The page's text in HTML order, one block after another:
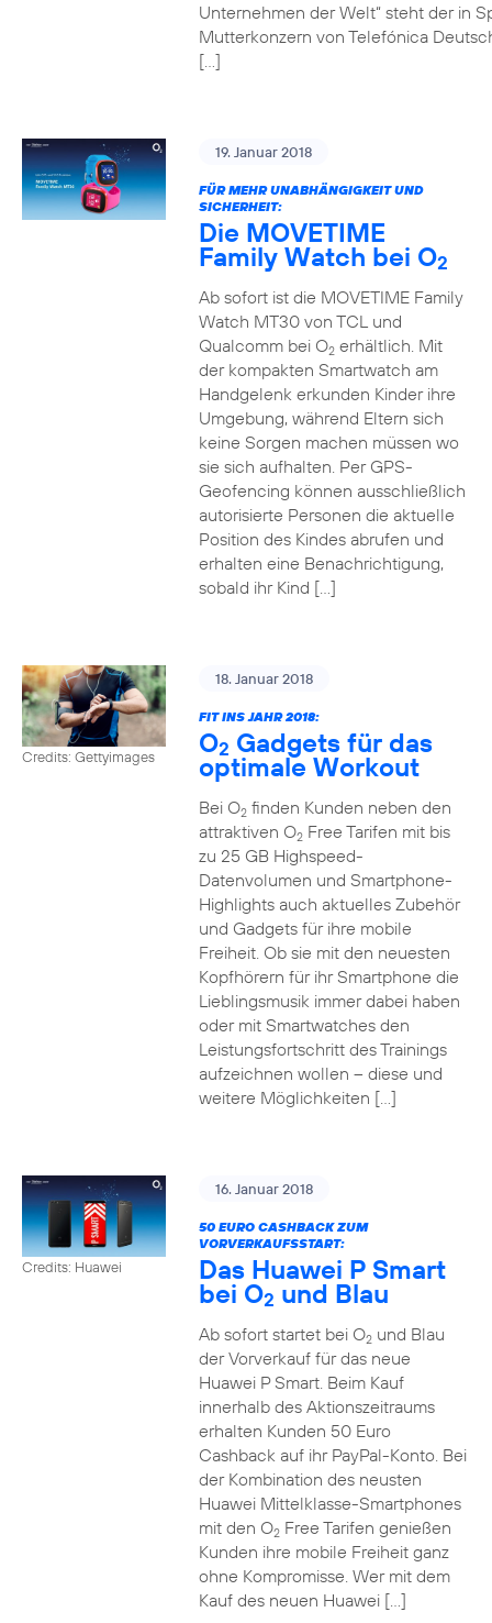
Unternehmen der Welt“ steht der in
Mutterkonzern von Telefónica
[…]
19. Januar 2018
FÜR MEHR UNABHÄNGIGKEIT UND
SICHERHEIT:
Die MOVETIME
Family Watch bei O2
Ab sofort ist die MOVETIME Family
Watch MT30 von TCL und
Qualcomm bei O2erhältlich. Mit
der kompakten Smartwatch am
Handgelenk erkunden Kinder ihre
Umgebung, während Eltern sich
keine Sorgen machen müssen wo
sie sich aufhalten. Per GPS-
Geofencing können ausschließlich
autorisierte Personen die aktuelle
Position des Kindes abrufen und
erhalten eine Benachrichtigung,
sobald ihr Kind […]
Credits: Gettyimages
18. Januar 2018
FIT INS JAHR 2018:
O2 Gadgets für das
optimale Workout
Bei O2finden Kunden neben den
attraktiven O2Free Tarifen mit bis
zu 25 GB Highspeed-
Datenvolumen und Smartphone-
Highlights auch aktuelles Zubehör
und Gadgets für ihre mobile
Freiheit. Ob sie mit den neuesten
Kopfhörern für ihr Smartphone die
Lieblingsmusik immer dabei haben
oder mit Smartwatches den
Leistungsfortschritt des Trainings
aufzeichnen wollen – diese und
weitere Möglichkeiten […]
Credits: Huawei
16. Januar 2018
50 EURO CASHBACK ZUM
VORVERKAUFSSTART:
Das Huawei P Smart
bei O2 und Blau
Ab sofort startet bei O2und Blau
der Vorverkauf für das neue
Huawei P Smart. Beim Kauf
innerhalb des Aktionszeitraums
erhalten Kunden 50 Euro
Cashback auf ihr PayPal-Konto. Bei
der Kombination des neusten
Huawei Mittelklasse-Smartphones
mit den O2Free Tarifen genießen
Kunden ihre mobile Freiheit ganz
ohne Kompromisse. Wer mit dem
Kauf des neuen Huawei […]